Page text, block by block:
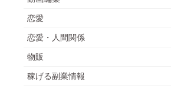
恋愛
恋愛・人間関係
物販
稼げる副業情報